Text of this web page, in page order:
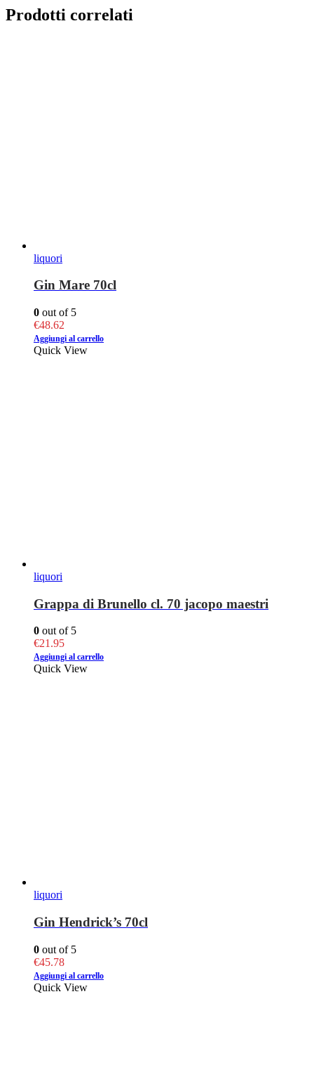
Prodotti correlati
liquori
Gin Mare 70cl
0 out of 5
€48.62
Aggiungi al carrello
Quick View
liquori
Grappa di Brunello cl. 70 jacopo maestri
0 out of 5
€21.95
Aggiungi al carrello
Quick View
liquori
Gin Hendrick’s 70cl
0 out of 5
€45.78
Aggiungi al carrello
Quick View